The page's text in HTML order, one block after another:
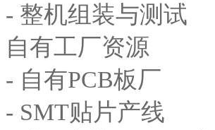
- 整机组装与测试
自有工厂资源
- 自有PCB板厂
- SMT贴片产线